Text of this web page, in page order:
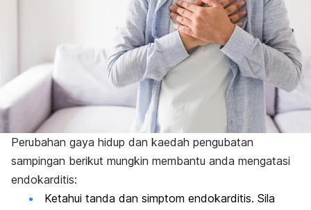
Perubahan gaya hidup dan kaedah pengubatan
sampingan berikut mungkin membantu anda mengatasi
endokarditis:
Ketahui tanda dan simptom endokarditis. Sila